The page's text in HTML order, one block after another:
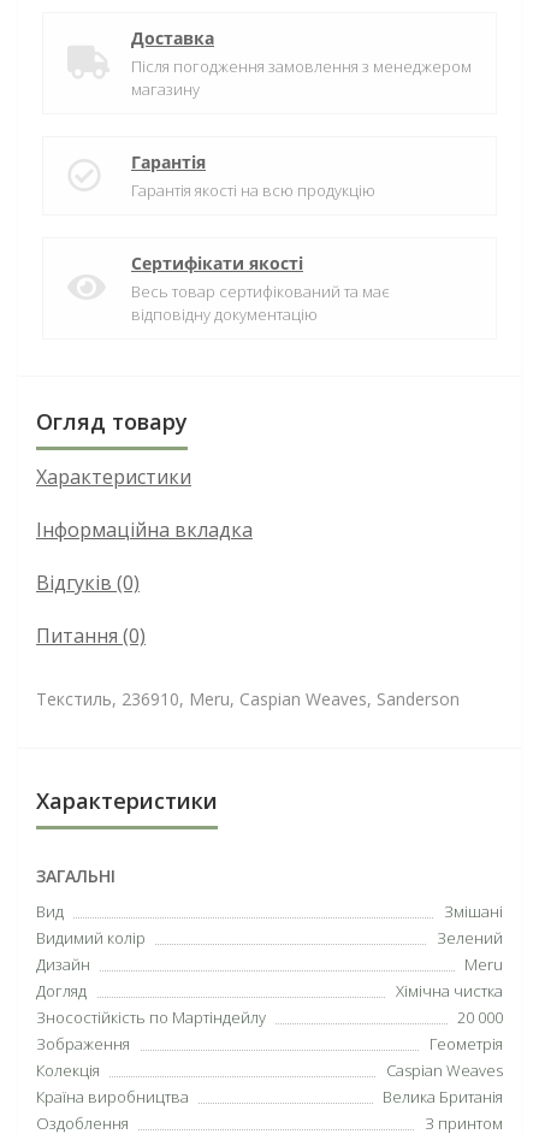
Доставка
Після погодження замовлення з менеджером
магазину
Гарантія
Гарантія якості на всю продукцію
Сертифікати якості
Весь товар сертифікований та має
відповідну документацію
Огляд товару
Характеристики
Інформаційна вкладка
Відгуків (0)
Питання (0)
Текстиль, 236910, Meru, Caspian Weaves, Sanderson
Характеристики
ЗАГАЛЬНІ
Вид
Змішані
Видимий колір
Зелений
Дизайн
Meru
Догляд
Хімічна чистка
Зносостійкість по Мартіндейлу
20 000
Зображення
Геометрія
Колекція
Caspian Weaves
Країна виробництва
Велика Британія
Оздоблення
З принтом